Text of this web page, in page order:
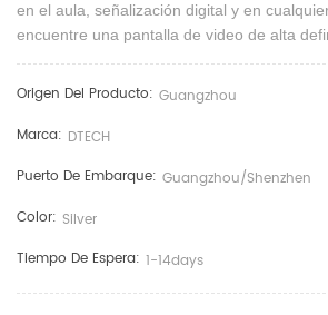
en el aula, señalización digital y en
encuentre una pantalla de video de alta
Origen Del Producto: Guangzhou
Marca: DTECH
Puerto De Embarque: Guangzhou/shenzhen
Color: Silver
Tiempo De Espera: 1-14days